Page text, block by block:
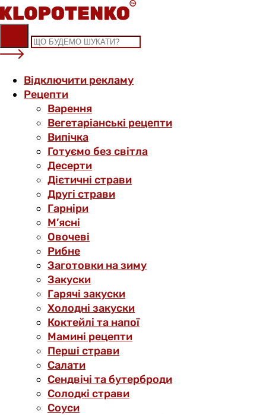
Skip
to
content
Відключити рекламу
Рецепти
Варення
Вегетаріанські рецепти
Випічка
Готуємо без світла
Десерти
Дієтичні страви
Другі страви
Гарніри
М’ясні
Овочеві
Рибне
Заготовки на зиму
Закуски
Гарячі закуски
Холодні закуски
Коктейлі та напої
Мамині рецепти
Перші страви
Салати
Сендвічі та бутерброди
Солодкі страви
Соуси